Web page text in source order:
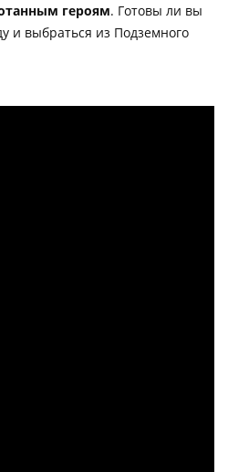
героям. Готовы ли вы
и выбраться из Подземного